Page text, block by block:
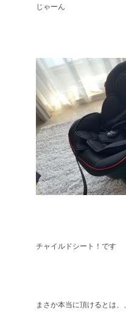
じゃーん
チャイルドシート！です
まさか本当に頂けるとは、